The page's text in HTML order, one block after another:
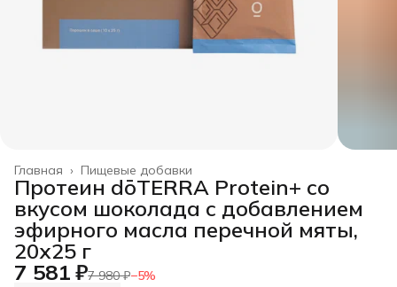
Пищевые добавки
Главная ›
Протеин dōTERRA Protein+ со
вкусом шоколада с добавлением
эфирного масла перечной мяты,
20x25 г
7 581 ₽7 980 ₽−5%